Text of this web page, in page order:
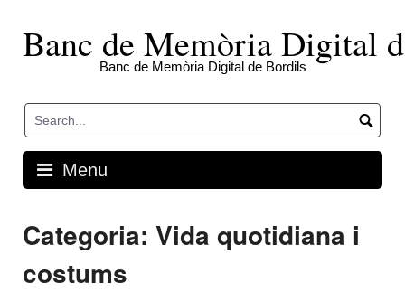
contentBanc de Memòria Digital
Banc de Memòria Digital de Bordils
Menu
Categoria: Vida quotidiana i
costums